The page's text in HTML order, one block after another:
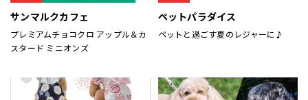
サンマルクカフェ
プレミアムチョコクロ アップル＆カ
スタード ミニオンズ
ペットパラダイス
ペットと過ごす夏のレジャーに♪